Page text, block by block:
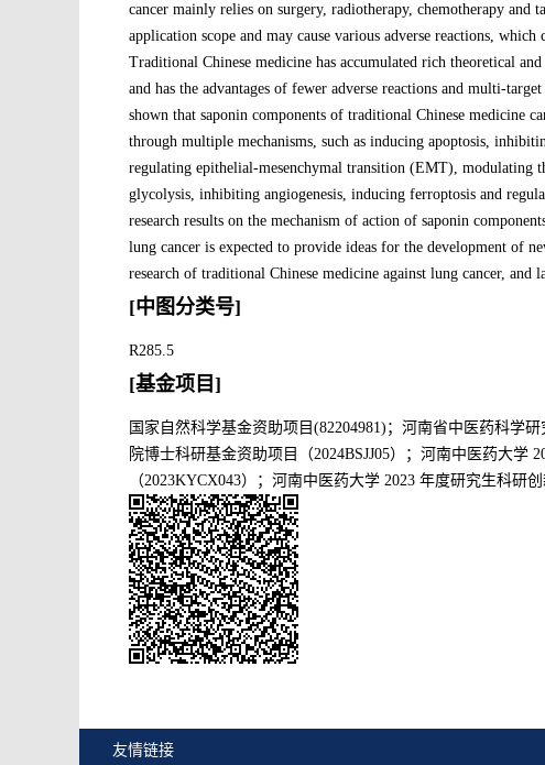
cancer mainly relies on surgery, radiotherapy, chemotherapy and
application scope and may cause various adverse reactions,
Traditional Chinese medicine has accumulated rich theoretical
and has the advantages of fewer adverse reactions and multi-
shown that saponin components of traditional Chinese medicine
through multiple mechanisms, such as inducing apoptosis,
regulating epithelial-mesenchymal transition (EMT),
glycolysis, inhibiting angiogenesis, inducing ferroptosis and
research results on the mechanism of action of saponin
lung cancer is expected to provide ideas for the development of
research of traditional Chinese medicine against lung cancer,
[中图分类号]
R285.5
[基金项目]
国家自然科学基金资助项目(82204981)；河南省中医药科学
院博士科研基金资助项目（2024BSJJ05）；河南中医药大学
（2023KYCX043）；河南中医药大学 2023 年度研究生科研
友情链接